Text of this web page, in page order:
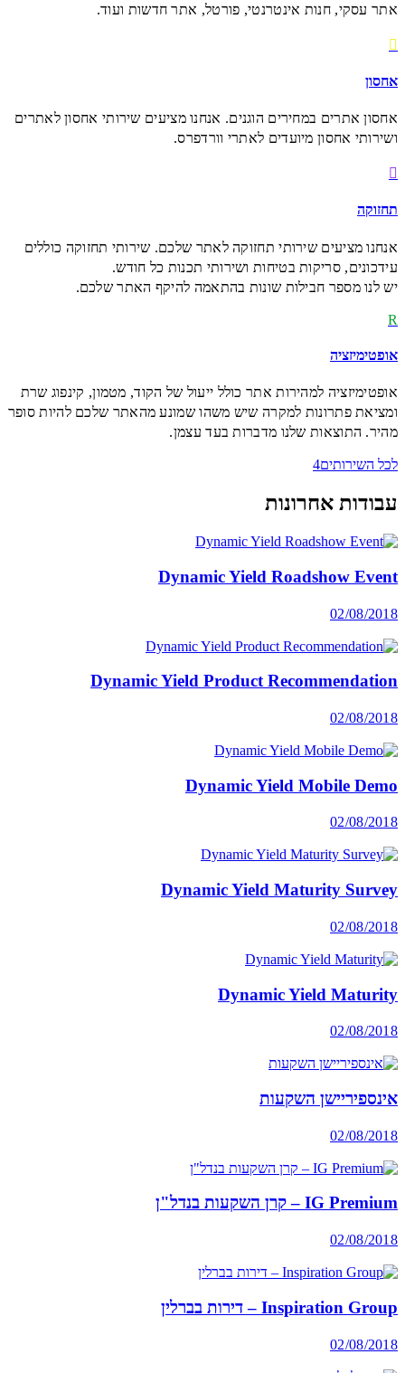
אתר עסקי, חנות אינטרנטי, פורטל, אתר חדשות ועוד.

אחסון
אחסון אתרים במחירים הוגנים. אנחנו מציעים שירותי אחסון לאתרים
ושירותי אחסון מיועדים לאתרי וורדפרס.

תחזוקה
אנחנו מציעים שירותי תחזוקה לאתר שלכם. שירותי תחזוקה כוללים
עידכונים, סריקות בטיחות ושירותי תכנות כל חודש.
יש לנו מספר חבילות שונות בהתאמה להיקף האתר שלכם.
R
אופטימיזציה
אופטימיזציה למהירות אתר כולל ייעול של הקוד, מטמון, קינפוג שרת
ומציאת פתרונות למקרה שיש משהו שמונע מהאתר שלכם להיות סופר
מהיר. התוצאות שלנו מדברות בעד עצמן.
לכל השירותים
עבודות אחרונות
Dynamic Yield Roadshow Event
02/08/2018
Dynamic Yield Product Recommendation
02/08/2018
Dynamic Yield Mobile Demo
02/08/2018
Dynamic Yield Maturity Survey
02/08/2018
Dynamic Yield Maturity
02/08/2018
אינספיריישן השקעות
02/08/2018
IG Premium – קרן השקעות בנדל"ן
02/08/2018
Inspiration Group – דירות בברלין
02/08/2018